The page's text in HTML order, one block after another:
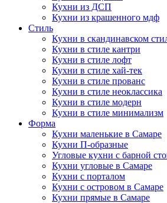
Кухни из ДСП
Кухни из крашенного мдф
Стиль
Кухни в скандинавском
Кухни в стиле кантри
Кухни в стиле лофт
Кухни в стиле хай-тек
Кухни в стиле прованс
Кухни в стиле неоклассика
Кухни в стиле модерн
Кухни в стиле минимализм
Форма
Кухни маленькие в Самаре
Кухни П-образные
Угловые кухни с барной
Кухни угловые в Самаре
Кухни с порталом
Кухни с островом в Самаре
Кухни прямые в Самаре